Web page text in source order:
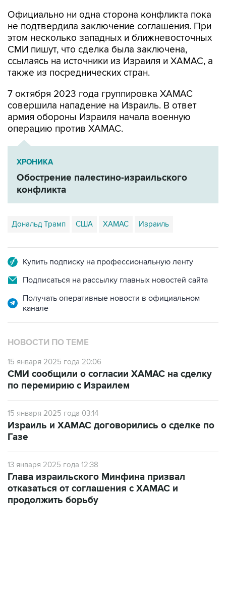
Официально ни одна сторона конфликта пока
не подтвердила заключение соглашения. При
этом несколько западных и ближневосточных
СМИ пишут, что сделка была заключена,
ссылаясь на источники из Израиля и ХАМАС, а
также из посреднических стран.
7 октября 2023 года группировка ХАМАС
совершила нападение на Израиль. В ответ
армия обороны Израиля начала военную
операцию против ХАМАС.
ХРОНИКА
Обострение палестино-израильского
конфликта
Дональд Трамп США ХАМАС Израиль
Купить подписку на профессиональную ленту
Подписаться на рассылку главных новостей сайта
Получать оперативные новости в официальном
канале
НОВОСТИ ПО ТЕМЕ
15 января 2025 года 20:06
СМИ сообщили о согласии ХАМАС на сделку
по перемирию с Израилем
15 января 2025 года 03:14
Израиль и ХАМАС договорились о сделке по
Газе
13 января 2025 года 12:38
Глава израильского Минфина призвал
отказаться от соглашения с ХАМАС и
продолжить борьбу